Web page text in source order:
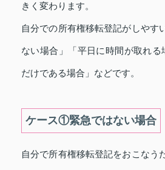
きく変わります。
自分での所有権移転登記がしやす
ない場合」「平日に時間が取れる
だけである場合」などです。
ケース①緊急ではない場合
自分で所有権移転登記をおこなう